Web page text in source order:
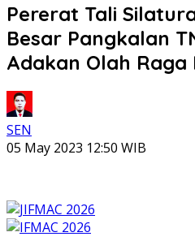
Pererat Tali
Besar Pangkalan
Adakan Olah Raga
SEN
05 May 2023 12:50 WIB